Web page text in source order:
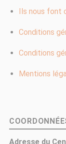
Ils nous font
Conditions
Conditions
Mentions
Adresse du